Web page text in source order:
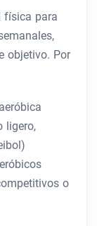
física para
objetivo. Por
ligero,
o